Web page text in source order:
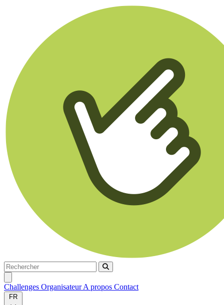
Rechercher
Rechercher
Challenges OrganisateurA propos Contact
FR